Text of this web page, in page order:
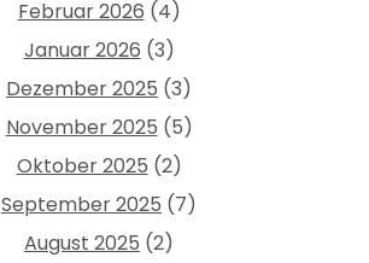
Februar 2026 (4)
Januar 2026 (3)
Dezember 2025 (3)
November 2025 (5)
Oktober 2025 (2)
September 2025 (7)
August 2025 (2)